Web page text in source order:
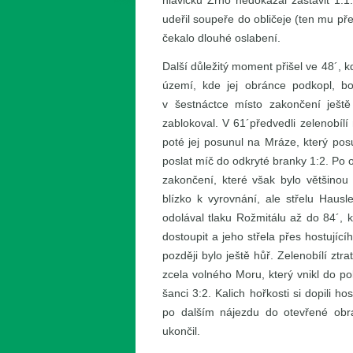
udeřil soupeře do obličeje (ten mu
čekalo dlouhé oslabení.
Další důležitý moment přišel ve 48´,
území, kde jej obránce podkopl,
v šestnáctce místo zakončení
zablokoval. V 61´předvedli
poté jej posunul na Mráze, který
poslat míč do odkryté branky 1:2. Po
zakončení, které však bylo
blízko k vyrovnání, ale střelu
odolával tlaku Rožmitálu až do 84´,
dostoupit a jeho střela přes
později bylo ještě hůř. Zelenobílí
zcela volného Moru, který vnikl do
šanci 3:2. Kalich hořkosti si dopili
po dalším nájezdu do otevřené
ukončil.